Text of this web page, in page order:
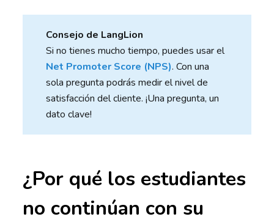
Consejo de LangLion
Si no tienes mucho tiempo, puedes usar el
Net Promoter Score (NPS). Con una
sola pregunta podrás medir el nivel de
satisfacción del cliente. ¡Una pregunta, un
dato clave!
¿Por qué los estudiantes
no continúan con su